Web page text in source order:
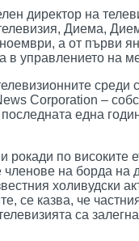
директор на
Диема,
а от първи
управлението на
среди
Corporation –
една
рокади по
членове на борда
холивудски
се казва, че
са